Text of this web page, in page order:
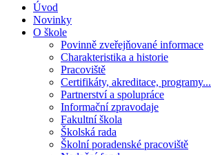
Úvod
Novinky
O škole
Povinně zveřejňované informace
Charakteristika a historie
Pracoviště
Certifikáty, akreditace, programy...
Partnerství a spolupráce
Informační zpravodaje
Fakultní škola
Školská rada
Školní poradenské pracoviště